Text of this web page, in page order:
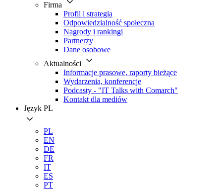
Firma
Profil i strategia
Odpowiedzialność społeczna
Nagrody i rankingi
Partnerzy
Dane osobowe
Aktualności
Informacje prasowe, raporty bieżące
Wydarzenia, konferencje
Podcasty - "IT Talks with Comarch"
Kontakt dla mediów
Język PL
PL
EN
DE
FR
IT
ES
PT